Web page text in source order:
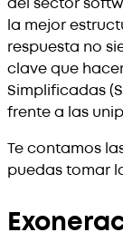
la mejor
respuesta no
clave que
Simplificadas
frente a las
Te contamos
puedas tomar